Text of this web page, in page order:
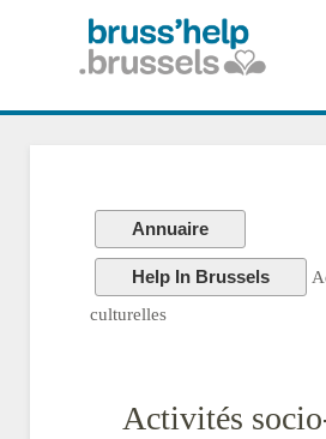
Annuaire
Help In Brussels
culturelles
Activités